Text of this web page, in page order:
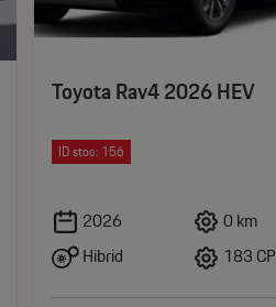
Toyota Rav4 2026 HEV
ID stoc: 156
2026
0 km
Hibrid
183 CP